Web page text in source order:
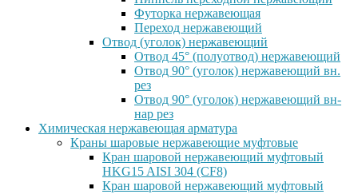
Футорка нержавеющая
Переход нержавеющий
Отвод (уголок) нержавеющий
Отвод 45° (полуотвод) нержавеющий
Отвод 90° (уголок) нержавеющий вн.
рез
Отвод 90° (уголок) нержавеющий вн-
нар рез
Химическая нержавеющая арматура
Краны шаровые нержавеющие муфтовые
Кран шаровой нержавеющий муфтовый
HKG15 AISI 304 (CF8)
Кран шаровой нержавеющий муфтовый